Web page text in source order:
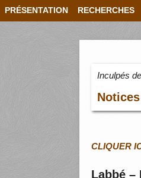
PRÉSENTATION RECHERCHES
Inculpés
CLIQUER
Labbé –